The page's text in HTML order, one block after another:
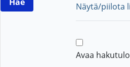
Näytä/piilota
Avaa